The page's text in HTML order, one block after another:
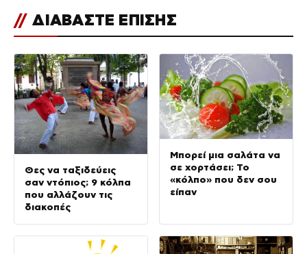
// ΔΙΑΒΑΣΤΕ ΕΠΙΣΗΣ
Θες να ταξιδεύεις
σαν ντόπιος; 9 κόλπα
που αλλάζουν τις
διακοπές
Μπορεί μια σαλάτα να
σε χορτάσει; Το
«κόλπο» που δεν σου
είπαν